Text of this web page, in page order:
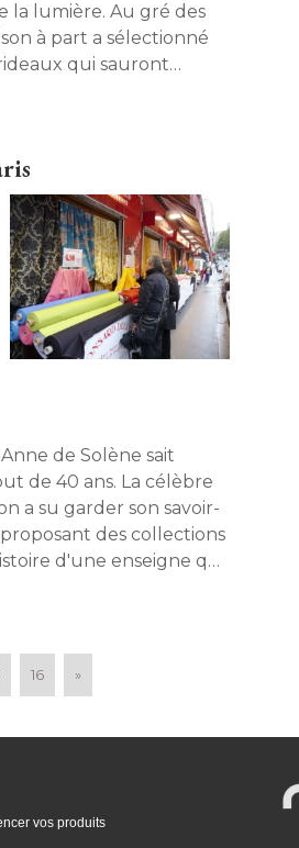
la lumière. Au gré des
à part a sélectionné
qui sauront
de Solène sait
de 40 ans. La célèbre
a su garder son savoir-
des collections
d'une enseigne qui
16 »
vos produits